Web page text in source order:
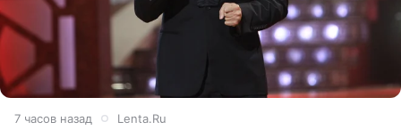
7 часов назад Lenta.Ru